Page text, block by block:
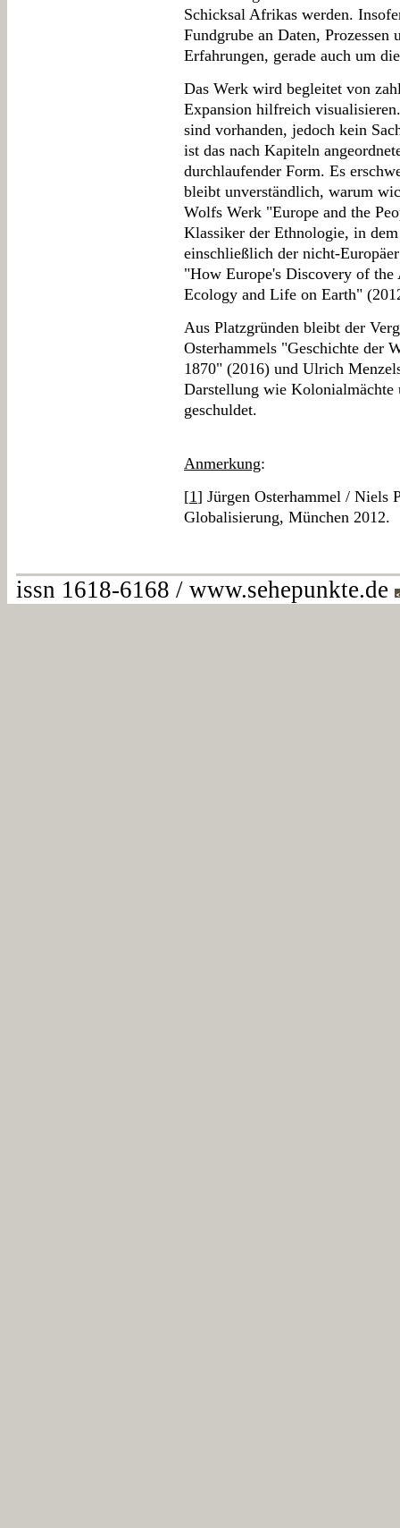
Schicksal Afrikas werden.
Fundgrube an Daten,
Erfahrungen, gerade auch um
Das Werk wird begleitet von
Expansion hilfreich
sind vorhanden, jedoch kein
ist das nach Kapiteln
durchlaufender Form. Es
bleibt unverständlich, warum
Wolfs Werk "Europe and the
Klassiker der Ethnologie, in
einschließlich der nicht-
"How Europe's Discovery of the
Ecology and Life on Earth"
Aus Platzgründen bleibt der
Osterhammels "Geschichte der
1870" (2016) und Ulrich
Darstellung wie Kolonialmächte
geschuldet.
Anmerkung:
[1] Jürgen Osterhammel / Niels
Globalisierung, München 2012.
issn 1618-6168 / www.sehepunkte.de